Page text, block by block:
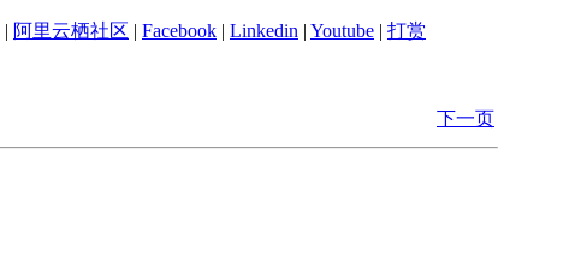
| 阿里云栖社区 | Facebook | Linkedin | Youtube | 打赏
下一页